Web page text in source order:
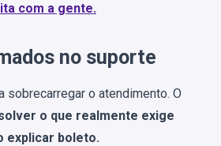
com a gente.
no suporte
sobrecarregar o atendimento. O
o que realmente exige
explicar boleto.